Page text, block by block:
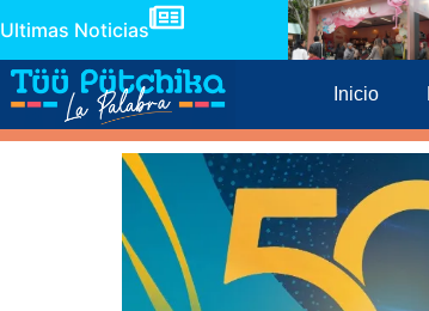
Ultimas Noticias
Inicio